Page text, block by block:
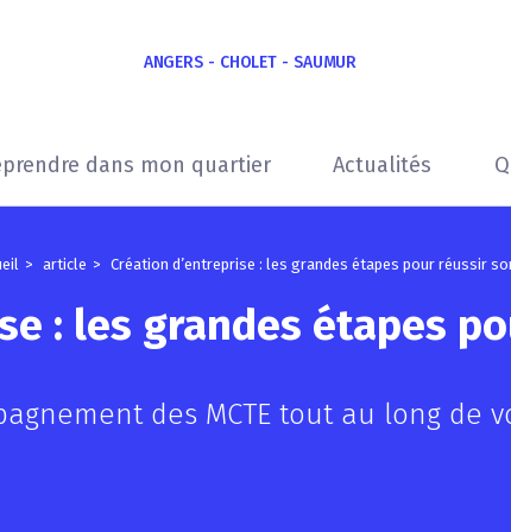
ANGERS - CHOLET - SAUMUR
dans mon quartier Actualités
article Création d’entreprise : les grandes étapes pour réussir
: les grandes étapes
des MCTE tout au long de